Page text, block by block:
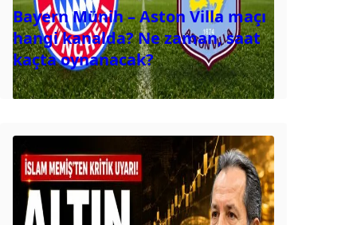
Bayern Münih – Aston Villa maçı
hangi kanalda? Ne zaman, saat
kaçta oynanacak?